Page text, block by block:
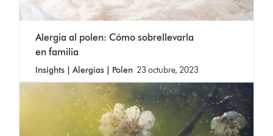
Alergia al polen: Cómo sobrellevarla
en familia
Insights | Alergias | Polen 23 octubre, 2023